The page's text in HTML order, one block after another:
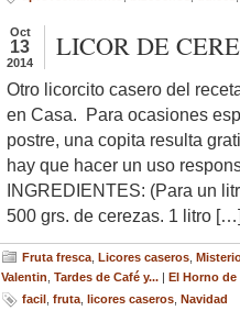
Oct
13
2014
LICOR DE
Otro licorcito casero del
en Casa. Para ocasiones
postre, una copita resulta
hay que hacer un uso
INGREDIENTES: (Para un
500 grs. de cerezas. 1 litro
Fruta fresca Licores caseros
Valentin Tardes de Café y... | El Horno de
facil fruta licores caseros Navidad